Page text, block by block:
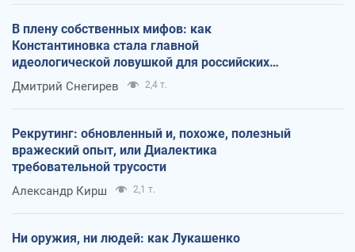
В плену собственных мифов: как
Константиновка стала главной
идеологической ловушкой для российских
оккупантов
Дмитрий Снегирев 2,4 т.
Рекрутинг: обновленный и, похоже, полезный
вражеский опыт, или Диалектика
требовательной трусости
Александр Кирш 2,1 т.
Ни оружия, ни людей: как Лукашенко